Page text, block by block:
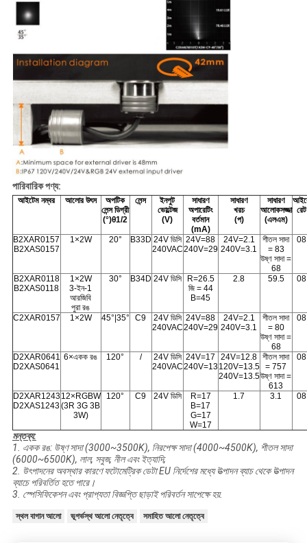
পারিবারিক পণ্য:
আইটেম নম্বর আলোর উৎস
অপটিক
লেন্স ডিগ্রী
(°)θ1/2
লেন্স
ইনপুট
ভোল্টেজ
(V)
সাধারণ
অপারেটিং
বর্তমান
(mA)
সাধারণ
খরচ
(প)
সাধারণ
আলোকসজ্জা
(এলএম)
রেট
B2XAR0157
B2XAS0157
1×2W 20° B33D 24V ডিসি
240VAC
24V=88
240V=29
24V=2.1
240V=3.1
শীতল সাদা
= 83
উষ্ণ সাদা =
68
08
B2XAR0118
B2XAS0118
1×2W
3-ইন-1
আরজিবি
পুরা রঙ
30° B34D 24V ডিসি
R=26.5
জি = 44
B=45
2.8 59.5 08
C2XAR0157 1×2W 45°|35° C9
24V ডিসি
240VAC
24V=88
240V=29
24V=2.1
240V=3.1
শীতল সাদা
= 80
উষ্ণ সাদা =
68
08
D2XAR0641
D2XAS0641
6×একক রঙ 120° /
24V ডিসি
240VAC
24V=17
240V=13
24V=12.8
120V=13.5
240V=13.5
শীতল সাদা
= 757
উষ্ণ সাদা =
613
08
D2XAR1243
D2XAS1243
12×RGBW
(3R 3G 3B
3W)
120° C9 24V ডিসি
R=17
B=17
G=17
W=17
1.7 3.1 08
মন্তব্য:
1. একক রঙ: উষ্ণ সাদা (3000~3500K), নিরপেক্ষ সাদা (4000~4500K), শীতল সাদা
(6000~6500K), লাল, সবুজ, নীল এবং ইত্যাদি;
2. উৎপাদনের অবস্থার কারণে ফটোমেট্রিক ডেটা EU নির্দেশের মধ্যে উত্পাদন ব্যাচ থেকে উত্পাদন
ব্যাচে পরিবর্তিত হতে পারে।
3. স্পেসিফিকেশন এবং প্রাপ্যতা বিজ্ঞপ্তি ছাড়াই পরিবর্তন সাপেক্ষে হয়.
স্থল বাগান আলো ভূগর্ভস্থ আলো নেতৃত্বে সমাহিত আলো নেতৃত্বে